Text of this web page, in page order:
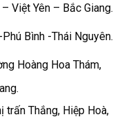
Việt Yên – Bắc Giang.
Bình -Thái Nguyên.
Hoàng Hoa Thám,
trấn Thắng, Hiệp Hoà,